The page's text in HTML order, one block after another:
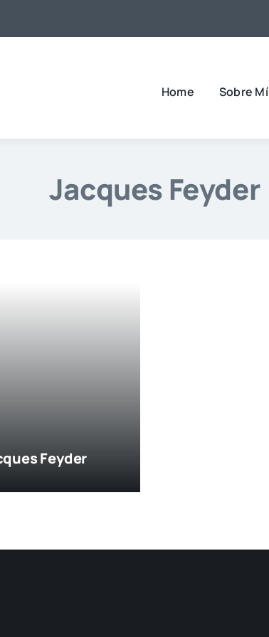
Home Sobre Mí
Jacques Feyder
Feyder